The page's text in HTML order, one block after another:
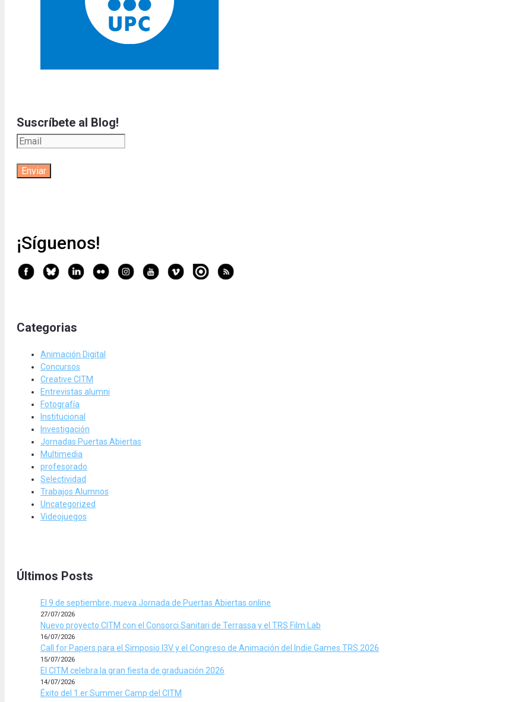
Suscríbete al Blog!
¡Síguenos!
Categorias
Animación Digital
Concursos
Creative CITM
Entrevistas alumni
Fotografía
Institucional
Investigación
Jornadas Puertas Abiertas
Multimedia
profesorado
Selectividad
Trabajos Alumnos
Uncategorized
Videojuegos
Últimos Posts
El 9 de septiembre, nueva Jornada de Puertas Abiertas online
27/07/2026
Nuevo proyecto CITM con el Consorci Sanitari de Terrassa y el TRS Film Lab
16/07/2026
Call for Papers para el Simposio I3V y el Congreso de Animación del Indie Games TRS 2026
15/07/2026
El CITM celebra la gran fiesta de graduación 2026
14/07/2026
Éxito del 1.er Summer Camp del CITM